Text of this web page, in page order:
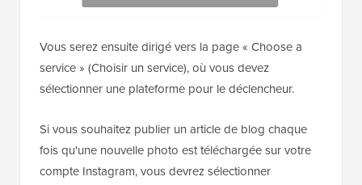
Vous serez ensuite dirigé vers la page « Choose a
service » (Choisir un service), où vous devez
sélectionner une plateforme pour le déclencheur.
Si vous souhaitez publier un article de blog chaque
fois qu'une nouvelle photo est téléchargée sur votre
compte Instagram, vous devrez sélectionner